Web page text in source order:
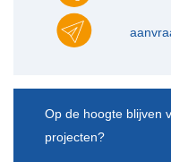
Leave
Op de hoogte blijven
projecten?